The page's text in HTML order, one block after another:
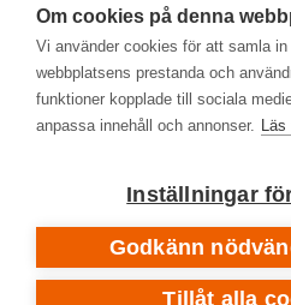
Länkbiblioteket
Om cookies på denna
Vi använder cookies för att samla
webbplatsens prestanda och
funktioner kopplade till sociala
anpassa innehåll och annonser. Läs
Inställningar
Godkänn
Tillåt alla